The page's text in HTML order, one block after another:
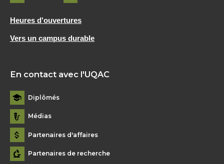
Heures d'ouvertures
Vers un campus durable
En contact avec l'UQAC
Diplômés
Médias
Partenaires d'affaires
Partenaires de recherche